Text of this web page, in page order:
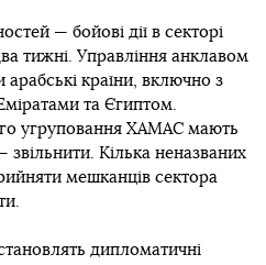
— бойові дії в секторі
тижні. Управління анклавом
країни, включно з
та Єгиптом.
угруповання ХАМАС мають
звільнити. Кілька неназваних
мешканців сектора
дипломатичні